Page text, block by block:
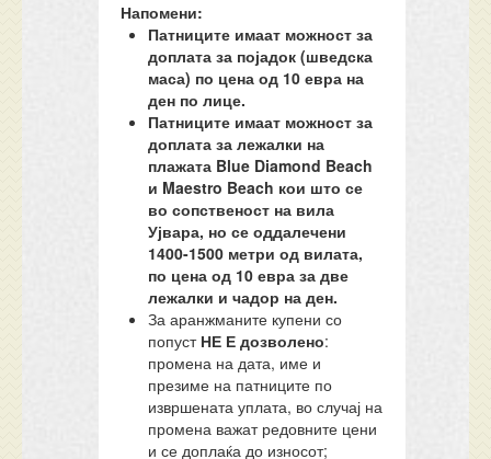
Напомени:
Патниците имаат можност за
доплата за појадок (шведска
маса) по цена од 10 евра на
ден по лице.
Патниците имаат можност за
доплата за лежалки на
плажата Blue Diamond Beach
и Maestro Beach кои што се
во сопственост на вила
Ујвара, но се оддалечени
1400-1500 метри од вилата,
по цена од 10 евра за две
лежалки и чадор на ден.
За аранжманите купени со
попуст НЕ Е дозволено:
промена на дата, име и
презиме на патниците по
извршената уплата, во случај на
промена важат редовните цени
и се доплаќа до износот;